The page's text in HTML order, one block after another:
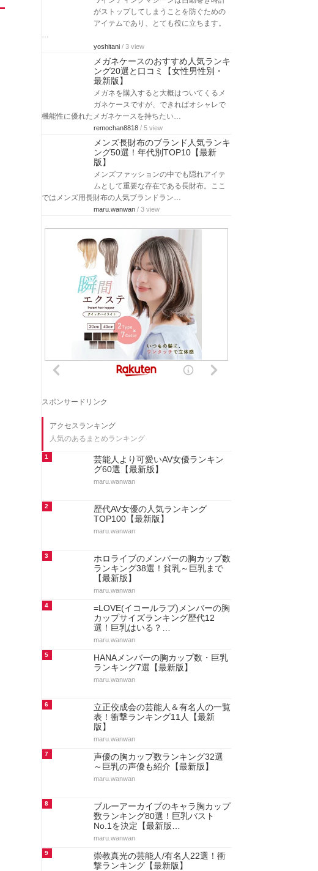
がストップしてしまうことを防ぐための
アイテムであり、とても役に立ちます。
…
yoshitani / 3 view
メガネケースのおすすめ人気ランキ
ング20選と口コミ【女性男性別・
最新版】
メガネを購入すると大概はついてくるメ
ガネケースですが、できればオシャレで
機能性に優れたメガネケースを持ちたい…
remochan8818 / 5 view
メンズ長財布のブランド人気ランキ
ング50選！年代別TOP10【最新
版】
メンズファッションの中でも隠れアイテ
ムとして重要な存在である長財布。ここ
ではメンズ用長財布の人気ブランドラン…
maru.wanwan / 3 view
スポンサードリンク
アクセスランキング
人気のあるまとめランキング
1
芸能人より可愛いAV女優ランキン
グ60選【最新版】
maru.wanwan
2
歴代AV女優の人気ランキング
TOP100【最新版】
maru.wanwan
3
ホロライブのメンバーの胸カップ数
ランキング38選！貧乳～巨乳まで
【最新版】
maru.wanwan
4
=LOVE(イコールラブ)メンバーの胸
カップサイズランキング歴代12
選！巨乳はいる？…
maru.wanwan
5
HANAメンバーの胸カップ数・巨乳
ランキング7選【最新版】
maru.wanwan
6
立正佼成会の芸能人＆有名人の一覧
表！衝撃ランキング11人【最新
版】
maru.wanwan
7
声優の胸カップ数ランキング32選
～巨乳の声優も紹介【最新版】
maru.wanwan
8
ブルーアーカイブのキャラ胸カップ
数ランキング80選！巨乳バスト
No.1を決定【最新版…
maru.wanwan
9
崇教真光の芸能人/有名人22選！衝
撃ランキング【最新版】